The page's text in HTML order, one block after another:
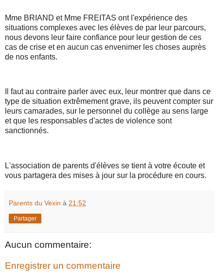
Mme BRIAND et Mme FREITAS ont l'expérience des
situations complexes avec les élèves de par leur parcours,
nous devons leur faire confiance pour leur gestion de ces
cas de crise et en aucun cas envenimer les choses auprès
de nos enfants.
Il faut au contraire parler avec eux, leur montrer que dans ce
type de situation extrêmement grave, ils peuvent compter sur
leurs camarades, sur le personnel du collège au sens large
et que les responsables d'actes de violence sont
sanctionnés.
L'association de parents d'élèves se tient à votre écoute et
vous partagera des mises à jour sur la procédure en cours.
Parents du Vexin à 21:52
Partager
Aucun commentaire:
Enregistrer un commentaire